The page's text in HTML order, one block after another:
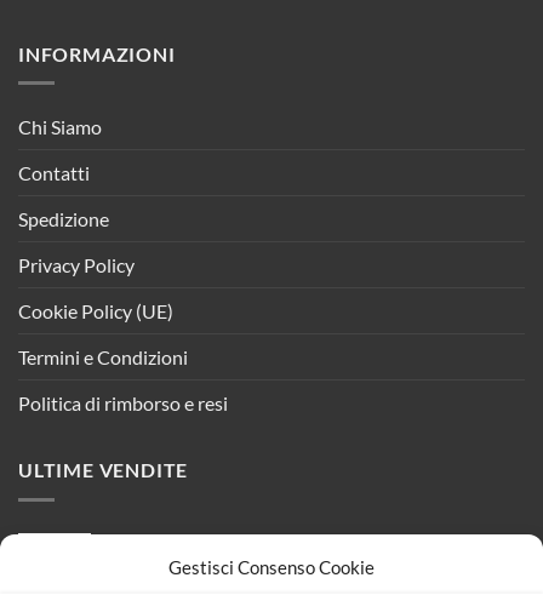
Gestisci Consenso Cookie
INFORMAZIONI
Chi Siamo
Contatti
Spedizione
Privacy Policy
Cookie Policy (UE)
Termini e Condizioni
Politica di rimborso e resi
ULTIME VENDITE
Prese Italiana 10A 2P+T Bianco SKU-8725